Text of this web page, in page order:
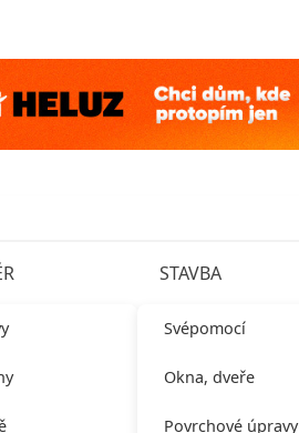
STAVBA
Svépomocí
Okna, dveře
Povrchové úpravy